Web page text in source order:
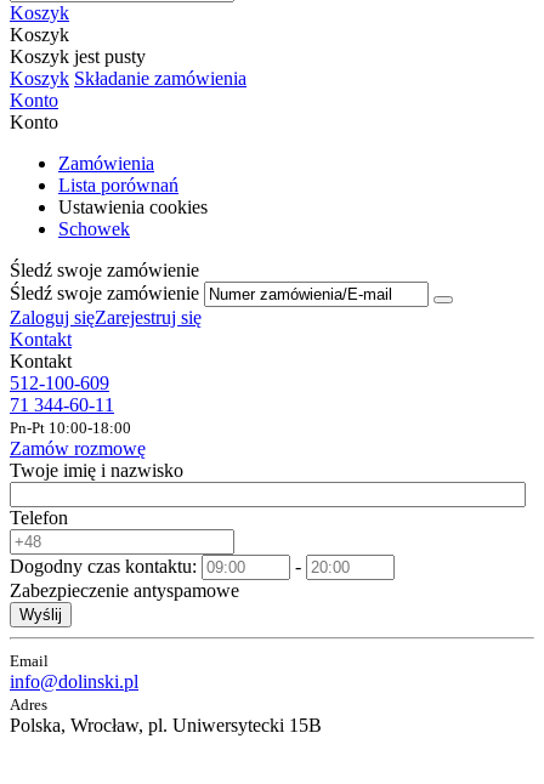
Koszyk
Koszyk
Koszyk jest pusty
Koszyk Składanie zamówienia
Konto
Konto
Zamówienia
Lista porównań
Ustawienia cookies
Schowek
Śledź swoje zamówienie
Śledź swoje zamówienie
Zaloguj sięZarejestruj się
Kontakt
Kontakt
512-100-609
71 344-60-11
Pn-Pt 10:00-18:00
Zamów rozmowę
Twoje imię i nazwisko
Telefon
Dogodny czas kontaktu:
-
Zabezpieczenie antyspamowe
Wyślij
Email
info@dolinski.pl
Adres
Polska, Wrocław, pl. Uniwersytecki 15B